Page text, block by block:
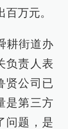
万元。
耕街道办
负责人表
贤公司已
是第三方
问题，是